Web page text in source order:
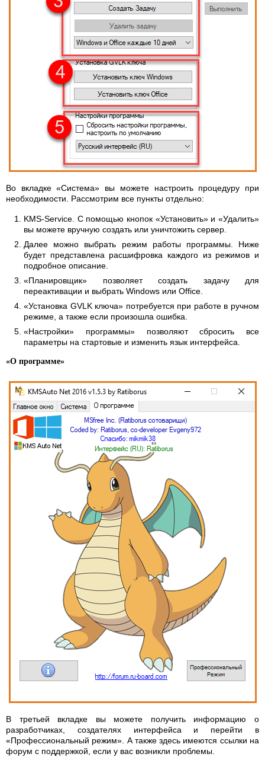
Во вкладке «Система» вы можете настроить процедуру при
необходимости. Рассмотрим все пункты отдельно:
KMS-Service. С помощью кнопок «Установить» и «Удалить»
вы можете вручную создать или уничтожить сервер.
Далее можно выбрать режим работы программы. Ниже
будет представлена расшифровка каждого из режимов и
подробное описание.
«Планировщик» позволяет создать задачу для
переактивации и выбрать Windows или Office.
«Установка GVLK ключа» потребуется при работе в ручном
режиме, а также если произошла ошибка.
«Настройки» программы» позволяют сбросить все
параметры на стартовые и изменить язык интерфейса.
«О программе»
В третьей вкладке вы можете получить информацию о
разработчиках, создателях интерфейса и перейти в
«Профессиональный режим». А также здесь имеются ссылки на
форум с поддержкой, если у вас возникли проблемы.